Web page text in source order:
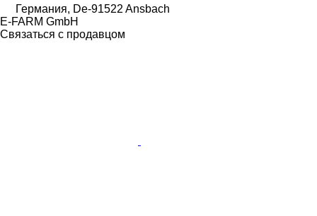
Германия, De-91522 Ansbach
E-FARM GmbH
Связаться с продавцом